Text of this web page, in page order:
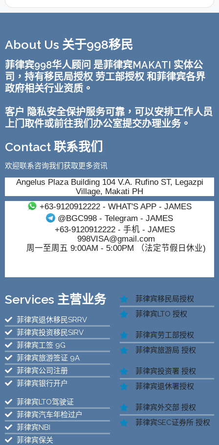
About Us 关于998移民
菲律宾998华人顾问 是菲律宾MAKATI 实体公
司，持有移民局授权 劳工部授权 和菲律宾各界
政府相关行业资质。
客户 隐私安全保护服务可靠，可以安排工作人员
上门取件或前往我们办公室提交办理业务。
Contact 联系我们
欢迎联系咨询我们获取更多资讯
Angelus Plaza Building 104 V.A. Rufino ST, Legazpi
Village, Makati PH
+63-9120912222- WHAT'S APP - JAMES
@BGC998 - Telegram - JAMES
+63-9120912222- 手机 - JAMES
998VISA@gmail.com
周一至周五 9:00AM - 5:00PM （法定节假日休业)
Services 主营业务
菲律宾退休移民SRRV
菲律宾投资移民SIRV
菲律宾工签 9G
菲律宾旅游签证 9A
菲律宾公司注册
菲律宾银行开户
菲律宾LTO驾驶证
菲律宾汽车年检过户
菲律宾NBI
菲律宾保关
菲律宾移民局授权
菲律宾LTO 授权
菲律宾劳工部授权
菲律宾旅游局 授权
菲律宾投资署 授权
菲律宾退休署授权
菲律宾外交部 授权
菲律宾SEC证券所 授权